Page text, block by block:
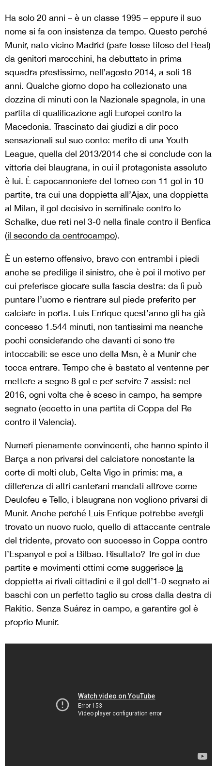
Ha solo 20 anni – è un classe 1995 – eppure il suo
nome si fa con insistenza da tempo. Questo perché
Munir, nato vicino Madrid (pare fosse tifoso del Real)
da genitori marocchini, ha debuttato in prima
squadra prestissimo, nell’agosto 2014, a soli 18
anni. Qualche giorno dopo ha collezionato una
dozzina di minuti con la Nazionale spagnola, in una
partita di qualificazione agli Europei contro la
Macedonia. Trascinato dai giudizi a dir poco
sensazionali sul suo conto: merito di una Youth
League, quella del 2013/2014 che si conclude con la
vittoria dei blaugrana, in cui il protagonista assoluto
è lui. È capocannoniere del torneo con 11 gol in 10
partite, tra cui una doppietta all’Ajax, una doppietta
al Milan, il gol decisivo in semifinale contro lo
Schalke, due reti nel 3-0 nella finale contro il Benfica
(il secondo da centrocampo).
È un esterno offensivo, bravo con entrambi i piedi
anche se predilige il sinistro, che è poi il motivo per
cui preferisce giocare sulla fascia destra: da lì può
puntare l’uomo e rientrare sul piede preferito per
calciare in porta. Luis Enrique quest’anno gli ha già
concesso 1.544 minuti, non tantissimi ma neanche
pochi considerando che davanti ci sono tre
intoccabili: se esce uno della Msn, è a Munir che
tocca entrare. Tempo che è bastato al ventenne per
mettere a segno 8 gol e per servire 7 assist: nel
2016, ogni volta che è sceso in campo, ha sempre
segnato (eccetto in una partita di Coppa del Re
contro il Valencia).
Numeri pienamente convincenti, che hanno spinto il
Barça a non privarsi del calciatore nonostante la
corte di molti club, Celta Vigo in primis: ma, a
differenza di altri canterani mandati altrove come
Deulofeu e Tello, i blaugrana non vogliono privarsi di
Munir. Anche perché Luis Enrique potrebbe avergli
trovato un nuovo ruolo, quello di attaccante centrale
del tridente, provato con successo in Coppa contro
l’Espanyol e poi a Bilbao. Risultato? Tre gol in due
partite e movimenti ottimi come suggerisce la
doppietta ai rivali cittadini e il gol dell’1-0 segnato ai
baschi con un perfetto taglio su cross dalla destra di
Rakitic. Senza Suárez in campo, a garantire gol è
proprio Munir.